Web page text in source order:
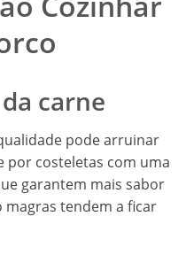
carne
pode arruinar
por costeletas com uma
garantem mais sabor
magras tendem a ficar